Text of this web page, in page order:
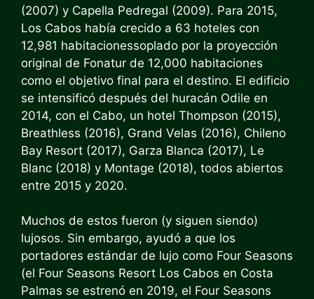
(2007) y Capella Pedregal (2009). Para 2015,
Los Cabos había crecido a 63 hoteles con
12,981 habitacionessoplado por la proyección
original de Fonatur de 12,000 habitaciones
como el objetivo final para el destino. El edificio
se intensificó después del huracán Odile en
2014, con el Cabo, un hotel Thompson (2015),
Breathless (2016), Grand Velas (2016), Chileno
Bay Resort (2017), Garza Blanca (2017), Le
Blanc (2018) y Montage (2018), todos abiertos
entre 2015 y 2020.
Muchos de estos fueron (y siguen siendo)
lujosos. Sin embargo, ayudó a que los
portadores estándar de lujo como Four Seasons
(el Four Seasons Resort Los Cabos en Costa
Palmas se estrenó en 2019, el Four Seasons